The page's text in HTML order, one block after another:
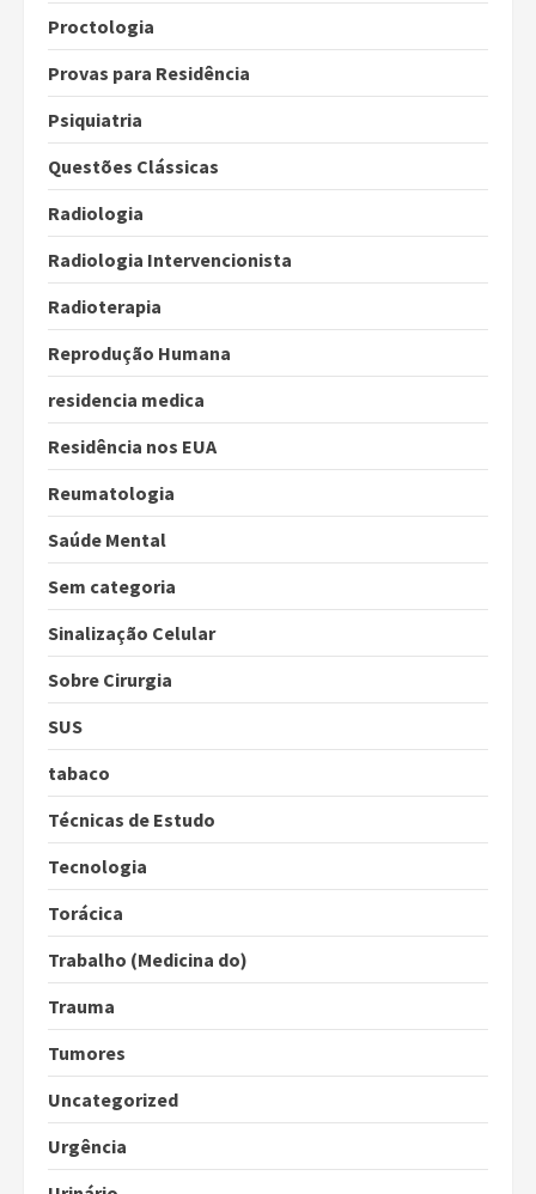
Proctologia
Provas para Residência
Psiquiatria
Questões Clássicas
Radiologia
Radiologia Intervencionista
Radioterapia
Reprodução Humana
residencia medica
Residência nos EUA
Reumatologia
Saúde Mental
Sem categoria
Sinalização Celular
Sobre Cirurgia
SUS
tabaco
Técnicas de Estudo
Tecnologia
Torácica
Trabalho (Medicina do)
Trauma
Tumores
Uncategorized
Urgência